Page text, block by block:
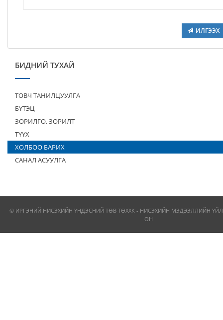
ИЛГЭЭХ
БИДНИЙ ТУХАЙ
ТОВЧ ТАНИЛЦУУЛГА
БҮТЭЦ
ЗОРИЛГО, ЗОРИЛТ
ТҮҮХ
ХОЛБОО БАРИХ
САНАЛ АСУУЛГА
© ИРГЭНИЙ НИСЭХИЙН ҮНДЭСНИЙ ТӨВ ТӨХХК - НИСЭХИЙН МЭДЭЭЛЛИЙН
ОН